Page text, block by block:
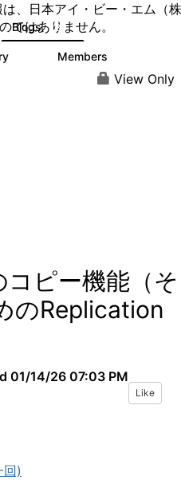
、日本アイ・ビー・エム（
ではありません。
Blogs 185
Members
View Only
ピー機能（そ
のReplication
01/14/26 07:03 PM
Like
回)